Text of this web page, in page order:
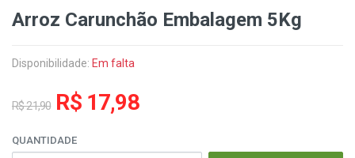
Arroz Carunchão Embalagem 5Kg
Disponibilidade: Em falta
R$ 21,90 R$ 17,98
QUANTIDADE